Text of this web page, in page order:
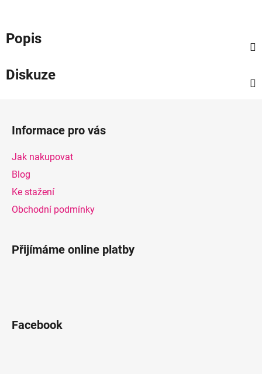
Popis
Diskuze
Informace pro vás
Jak nakupovat
Blog
Ke stažení
Obchodní podmínky
Přijímáme online platby
Facebook